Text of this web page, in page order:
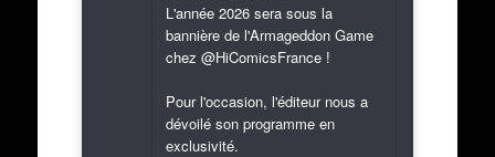
L'année 2026 sera sous la
bannière de l'Armageddon Game
chez @HiComicsFrance !
Pour l'occasion, l'éditeur nous a
dévoilé son programme en
exclusivité.